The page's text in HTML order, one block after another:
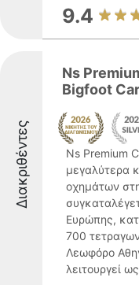
9.4
Διακριθέντες
Ns
Bigfoot
Ns Premium
μεγαλύτερα
οχημάτων
Ευρώπης,
700
Λεωφόρο
λειτουργεί